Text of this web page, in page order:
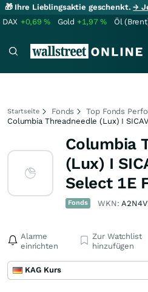
🎁 Ihre Lieblingsaktie geschenkt.→
DAX +0,69% Gold +1,97% Öl
Startseite Fonds
Top Fonds
Columbia Threadneedle (Lux) I
Columbia
(Lux) I
Select 1E
Fonds WKN:
Alarme
einrichten
Zur Watchlist
hinzufügen
KAG Kurs